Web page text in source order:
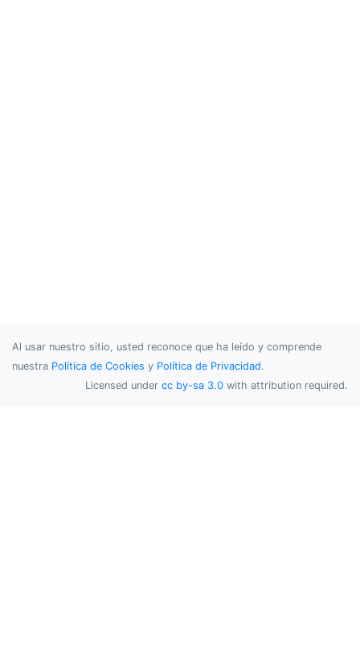
Al usar nuestro sitio, usted reconoce que ha leído y comprende
nuestra Política de Cookies y Política de Privacidad.
Licensed under cc by-sa 3.0 with attribution required.